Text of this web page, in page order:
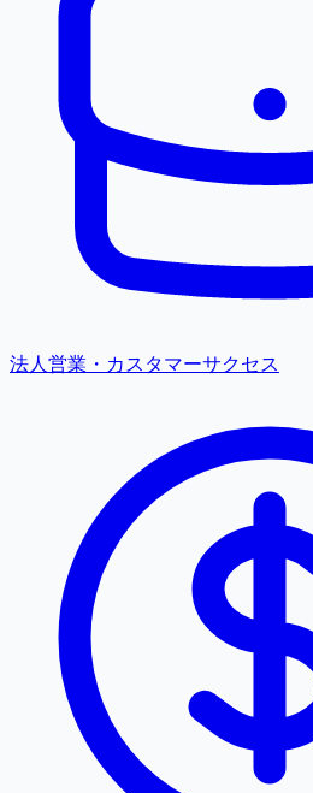
法人営業・カスタマーサクセス